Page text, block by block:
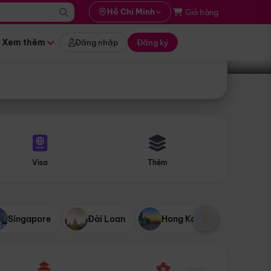
Hồ Chí Minh Giỏ hàng
Xem thêm Đăng nhập Đăng ký
Tìm tour
Visa Thêm
Singapore Đài Loan Hong Kong